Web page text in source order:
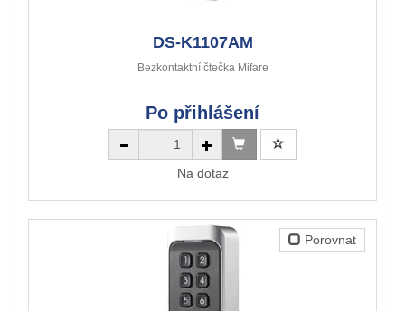
DS-K1107AM
Bezkontaktní čtečka Mifare
Po přihlášení
Na dotaz
Porovnat